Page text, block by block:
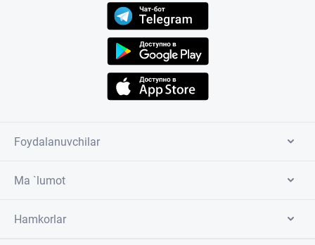
Foydalanuvchilar
Ma `lumot
Hamkorlar